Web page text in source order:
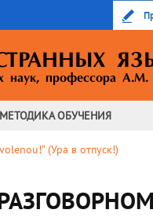
наук,профессора А.М.
МЕТОДИКАОБУЧЕНИЯ
(Ура в отпуск!)